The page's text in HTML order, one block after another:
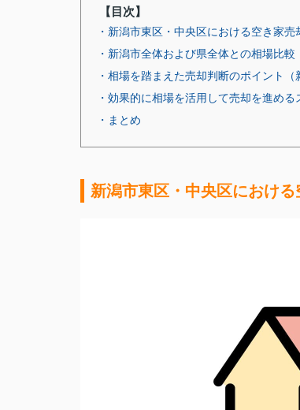
【目次】
・新潟市東区・中央区における空き家売
・新潟市全体および県全体との相場比
・相場を踏まえた売却判断のポイント
・効果的に相場を活用して売却を進め
・まとめ
新潟市東区・中央区におけ